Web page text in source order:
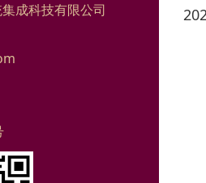
成科技有限公司